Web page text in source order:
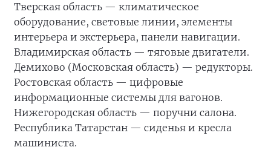
Тверская область — климатическое
оборудование, световые линии, элементы
интерьера и экстерьера, панели навигации.
Владимирская область — тяговые двигатели.
Демихово (Московская область) — редукторы.
Ростовская область — цифровые
информационные системы для вагонов.
Нижегородская область — поручни салона.
Республика Татарстан — сиденья и кресла
машиниста.